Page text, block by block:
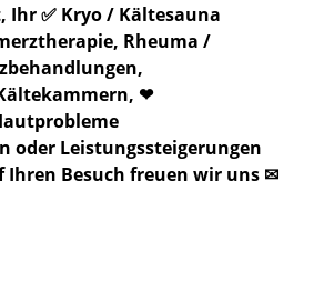
Ihr ✅ Kryo / Kältesauna
Rheuma /
❤
oder Leistungssteigerungen
Ihren Besuch freuen wir uns ✉